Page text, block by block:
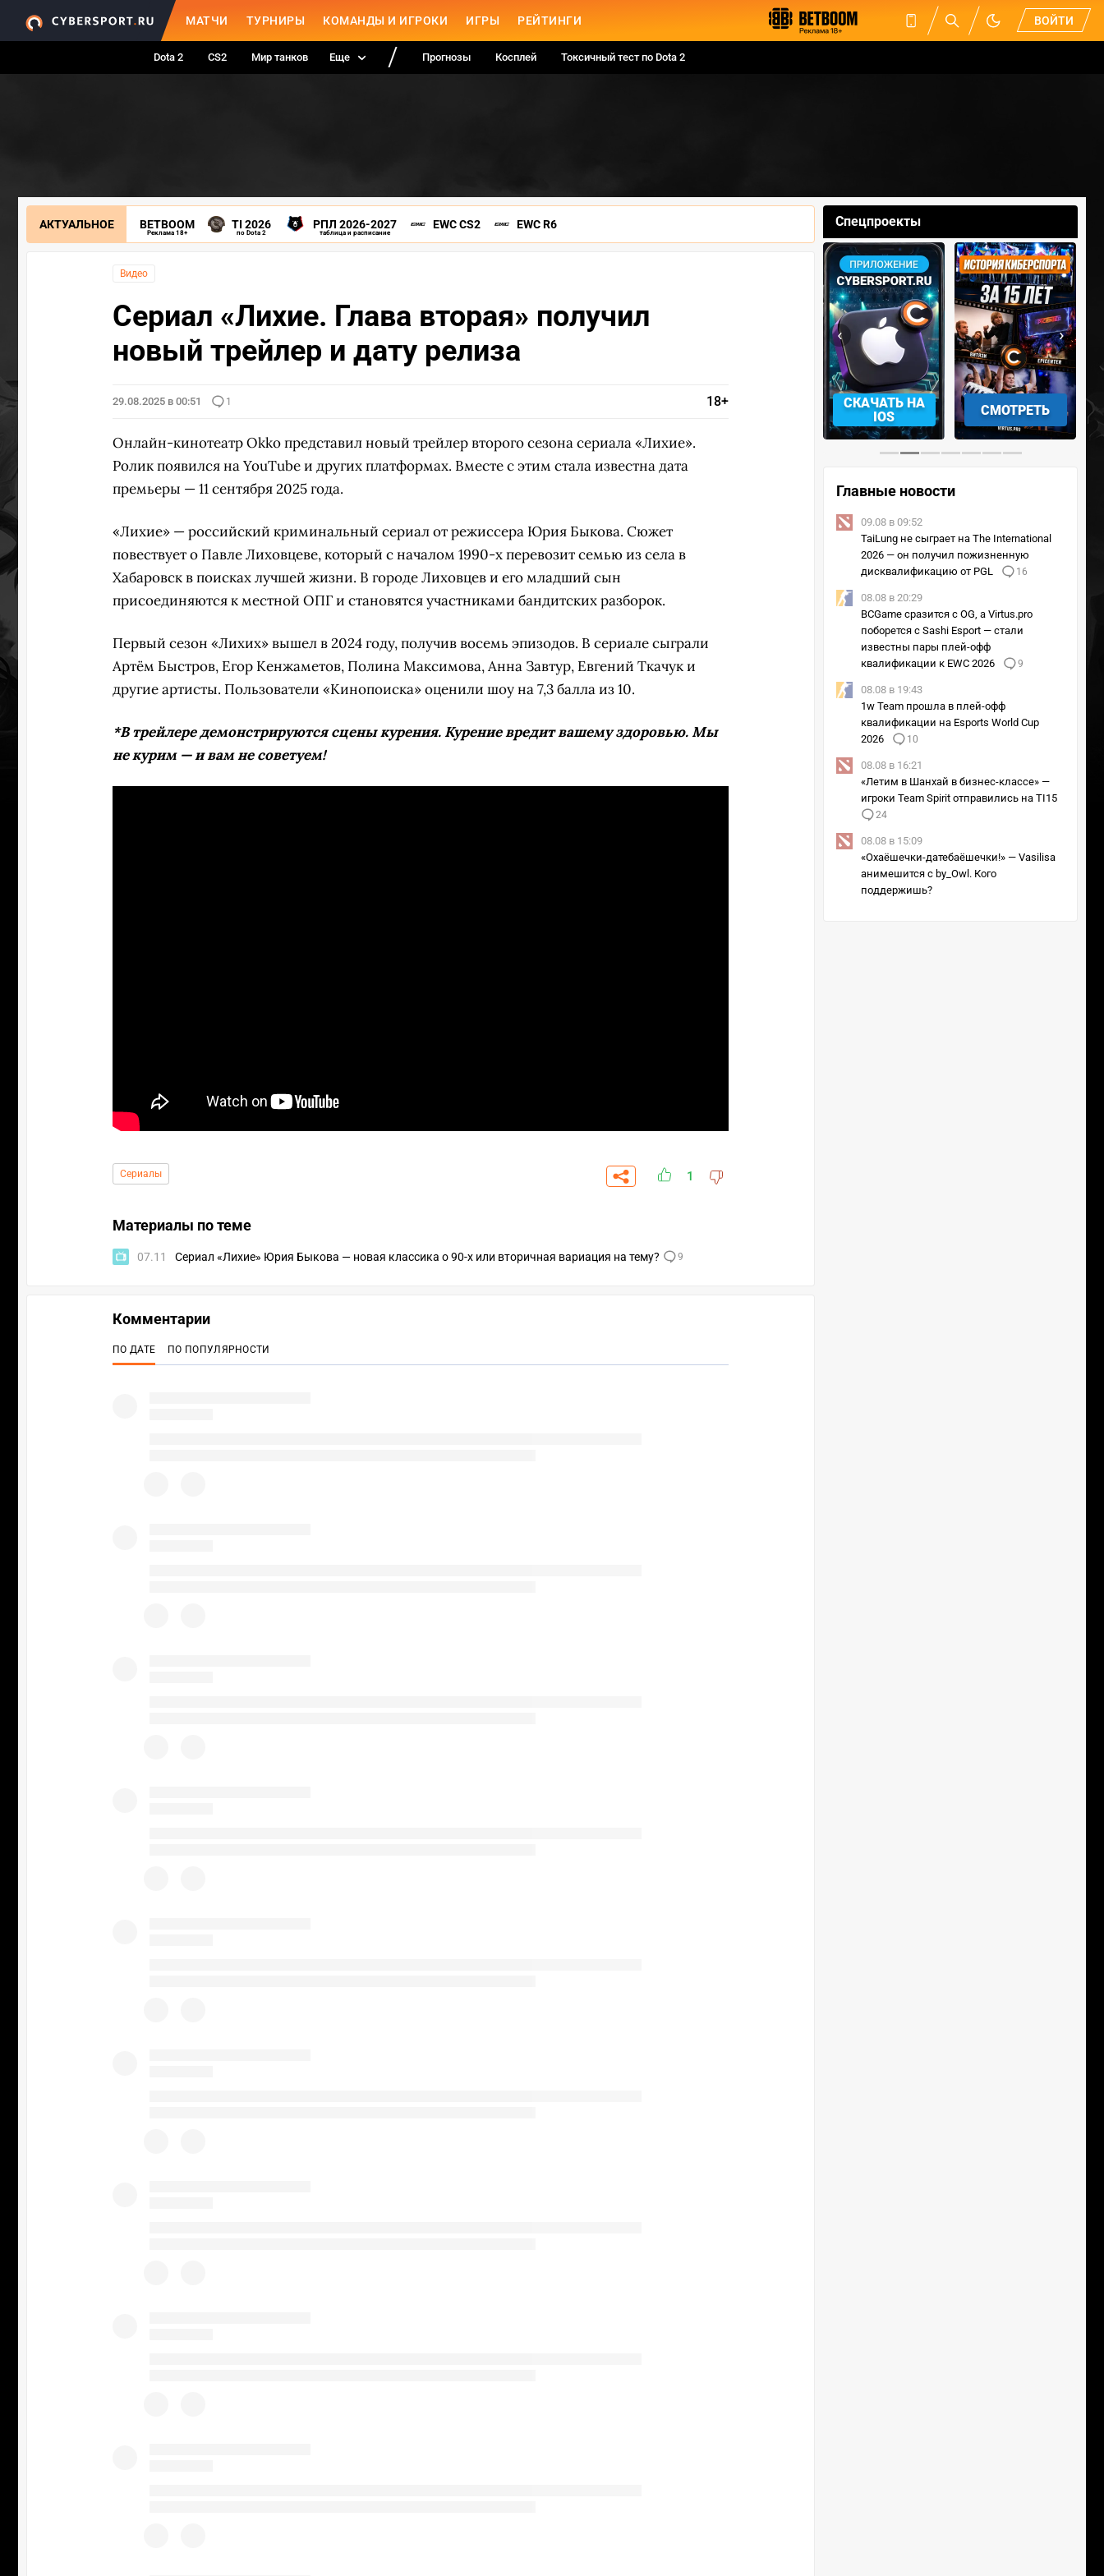
МАТЧИ ТУРНИРЫ КОМАНДЫ И ИГРОКИ ИГРЫ РЕЙТИНГИ ВОЙТИ
Dota 2 CS2 Мир танков Еще Прогнозы Косплей Токсичный тест по Dota 2
АКТУАЛЬНОЕ BETBOOM
Реклама 18+
TI 2026
по Dota 2
РПЛ 2026-2027
таблица и расписание
EWC CS2 EWC R6
Видео
Сериал «Лихие. Глава вторая» получил
новый трейлер и дату релиза
29.08.2025 в 00:51 1 18+
Онлайн-кинотеатр Okko представил новый трейлер второго сезона сериала «Лихие».
Ролик появился на YouTube и других платформах. Вместе с этим стала известна дата
премьеры — 11 сентября 2025 года.
«Лихие» — российский криминальный сериал от режиссера Юрия Быкова. Сюжет
повествует о Павле Лиховцеве, который с началом 1990-х перевозит семью из села в
Хабаровск в поисках лучшей жизни. В городе Лиховцев и его младший сын
присоединяются к местной ОПГ и становятся участниками бандитских разборок.
Первый сезон «Лихих» вышел в 2024 году, получив восемь эпизодов. В сериале сыграли
Артём Быстров, Егор Кенжаметов, Полина Максимова, Анна Завтур, Евгений Ткачук и
другие артисты. Пользователи «Кинопоиска» оценили шоу на 7,3 балла из 10.
*В трейлере демонстрируются сцены курения. Курение вредит вашему здоровью. Мы
не курим — и вам не советуем!
Сериалы 1
Материалы по теме
07.11 Сериал «Лихие» Юрия Быкова — новая классика о 90-х или вторичная вариация на тему? 9
Спецпроекты
СКАЧАТЬ НА
СМОТРЕТЬ УЧАСТВОВАТЬ
‹ ›
Главные новости
09.08 в 09:52
TaiLung не сыграет на The International
2026 — он получил пожизненную
дисквалификацию от PGL
16
08.08 в 20:29
BCGame сразится с OG, а Virtus.pro
поборется с Sashi Esport — стали
известны пары плей-офф
квалификации к EWC 2026
9
08.08 в 19:43
1w Team прошла в плей-офф
квалификации на Esports World Cup
2026
10
08.08 в 16:21
«Летим в Шанхай в бизнес-классе» —
игроки Team Spirit отправились на TI15
24
08.08 в 15:09
«Охаёшечки-датебаёшечки!» — Vasilisa
анимешится с by_Owl. Кого
поддержишь?
Комментарии
ПО ДАТЕ ПО ПОПУЛЯРНОСТИ